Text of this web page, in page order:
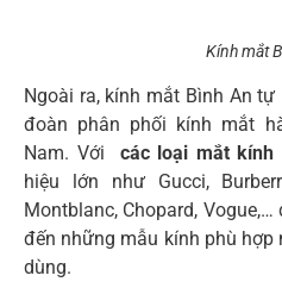
Kính mắt
Ngoài ra, kính mắt Bình An
đoàn phân phối kính mắt
Nam. Với các loại mắt kính
hiệu lớn như Gucci,
Montblanc, Chopard,
đến những mẫu kính phù
dùng.